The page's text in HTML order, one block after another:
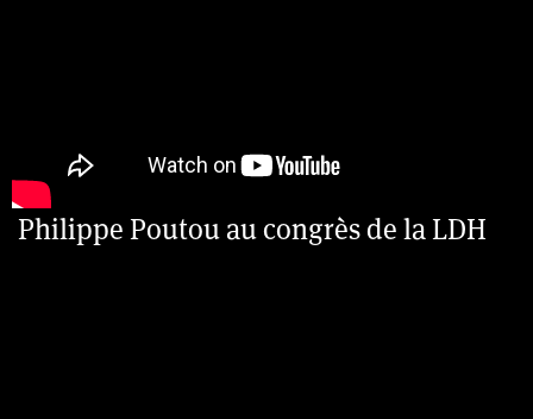
Philippe Poutou au congrès de la LDH